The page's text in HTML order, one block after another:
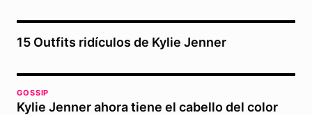
15 Outfits ridículos de Kylie Jenner
GOSSIP
Kylie Jenner ahora tiene el cabello del color